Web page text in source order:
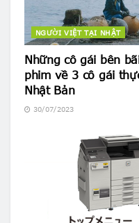
NGƯỜI VIỆT TẠI NHẬT
Những cô gái bên
phim về 3 cô gái
Nhật Bản
30/07/2023